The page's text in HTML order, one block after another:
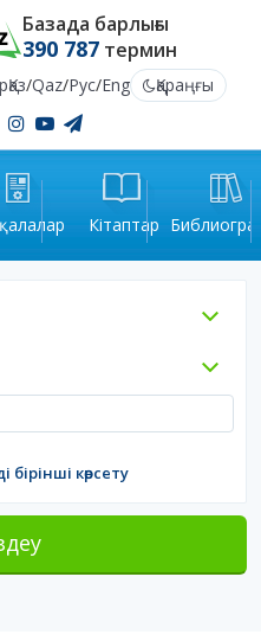
Базада барлығы
390 787термин
Қаз/Qaz/Рус/Eng
Қараңғы
Кітаптар
көрсету